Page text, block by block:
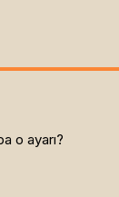
o ayarı?